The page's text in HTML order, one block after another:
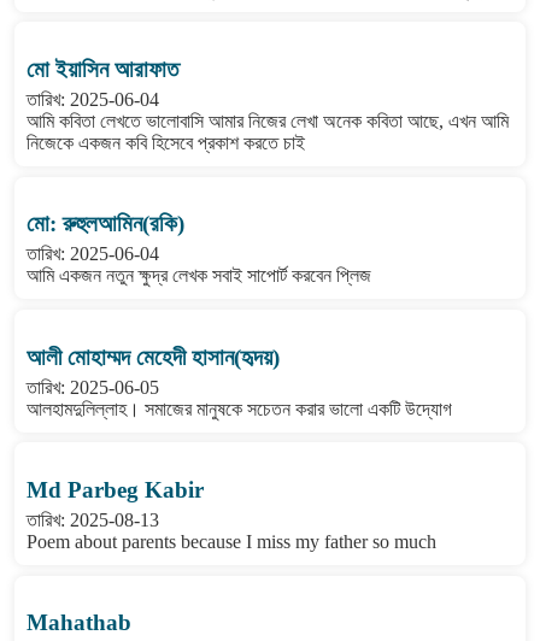
মো ইয়াসিন আরাফাত
তারিখ: 2025-06-04
আমি কবিতা লেখতে ভালোবাসি আমার নিজের লেখা অনেক কবিতা আছে, এখন আমি
নিজেকে একজন কবি হিসেবে প্রকাশ করতে চাই
মো: রুহুলআমিন(রকি)
তারিখ: 2025-06-04
আমি একজন নতুন ক্ষুদ্র লেখক সবাই সাপোর্ট করবেন প্লিজ
আলী মোহাম্মদ মেহেদী হাসান(হৃদয়)
তারিখ: 2025-06-05
আলহামদুলিল্লাহ। সমাজের মানুষকে সচেতন করার ভালো একটি উদ্যোগ
Md Parbeg Kabir
তারিখ: 2025-08-13
Poem about parents because I miss my father so much
Mahathab